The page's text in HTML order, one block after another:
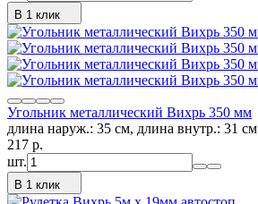
В 1 клик
Угольник металлический Вихрь 350 мм
длина наруж.: 35 см, длина внутр.: 31 см
217 p.
шт.
В 1 клик